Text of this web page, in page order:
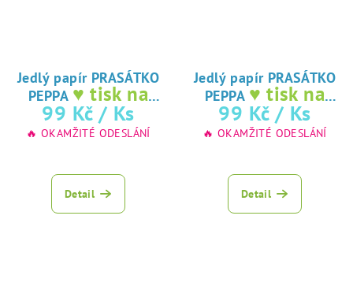
Jedlý papír PRASÁTKO
PEPPA ♥ tisk na
jedlý papír
99 Kč / Ks
🔥 OKAMŽITÉ ODESLÁNÍ
Detail
Jedlý papír PRASÁTKO
PEPPA ♥ tisk na
jedlý papír
99 Kč / Ks
🔥 OKAMŽITÉ ODESLÁNÍ
Detail